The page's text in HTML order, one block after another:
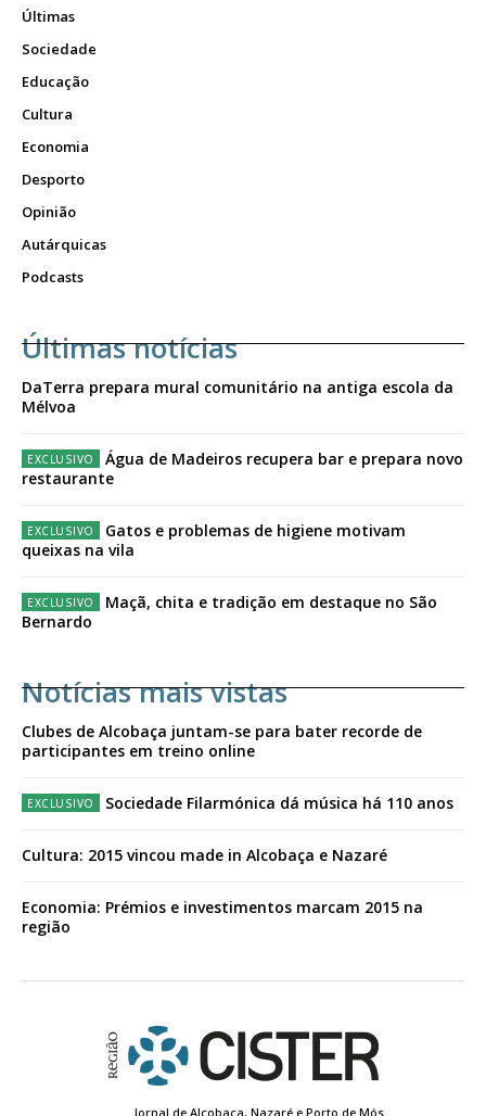
Últimas
Sociedade
Educação
Cultura
Economia
Desporto
Opinião
Autárquicas
Podcasts
Últimas notícias
DaTerra prepara mural comunitário na antiga escola da
Mélvoa
Água de Madeiros recupera bar e prepara novo
restaurante
Gatos e problemas de higiene motivam
queixas na vila
Maçã, chita e tradição em destaque no São
Bernardo
Notícias mais vistas
Clubes de Alcobaça juntam-se para bater recorde de
participantes em treino online
Sociedade Filarmónica dá música há 110 anos
Cultura: 2015 vincou made in Alcobaça e Nazaré
Economia: Prémios e investimentos marcam 2015 na
região
Jornal de Alcobaça, Nazaré e Porto de Mós